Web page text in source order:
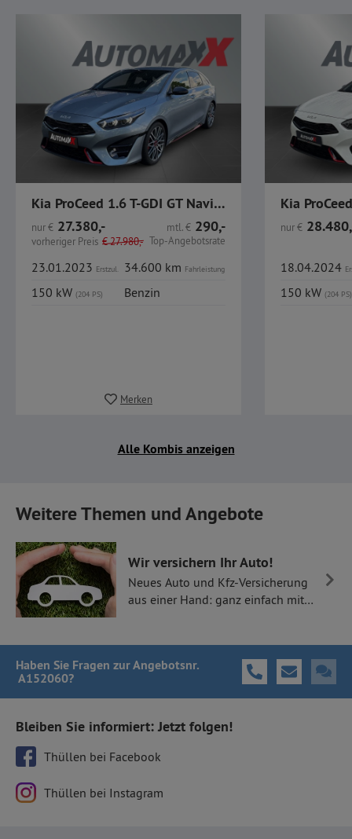
Kia ProCeed 1.6 T-GDI GT Navi LED GJR
nur€ 27.380,-
vorheriger Preis €27.980,-
mtl.€ 290,-
Top-Angebotsrate
23.01.2023 Erstzul. 34.600 km Fahrleistung
150 kW (204 PS) Benzin
Merken
nur€
18.04.2024
150 kW (204 PS)
Alle Kombis anzeigen
Weitere Themen und Angebote
Wir versichern Ihr Auto!
Neues Auto und Kfz-Versicherung
aus einer Hand: ganz einfach mit
Haben Sie Fragen zur Angebotsnr.
A152060?
Bleiben Sie informiert: Jetzt folgen!
Thüllen bei Facebook
Thüllen bei Instagram